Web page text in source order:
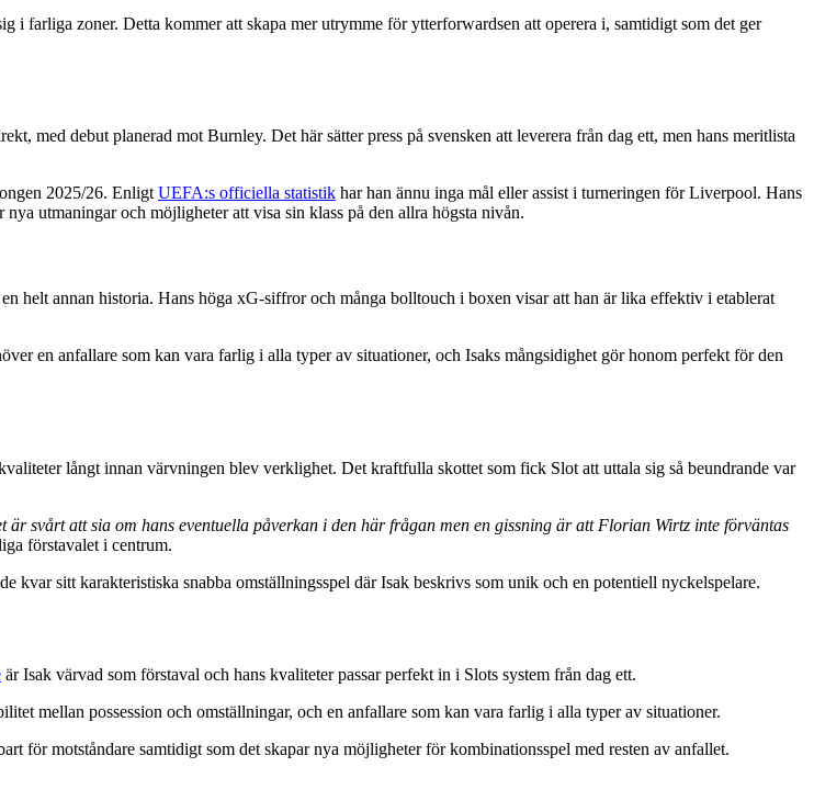
i farliga zoner. Detta kommer att skapa mer utrymme för ytterforwardsen att operera i, samtidigt som det ger
med debut planerad mot Burnley. Det här sätter press på svensken att leverera från dag ett, men hans meritlista
2025/26. Enligt UEFA:s officiella statistik har han ännu inga mål eller assist i turneringen för Liverpool. Hans
utmaningar och möjligheter att visa sin klass på den allra högsta nivån.
helt annan historia. Hans höga xG-siffror och många bolltouch i boxen visar att han är lika effektiv i etablerat
en anfallare som kan vara farlig i alla typer av situationer, och Isaks mångsidighet gör honom perfekt för den
långt innan värvningen blev verklighet. Det kraftfulla skottet som fick Slot att uttala sig så beundrande var
är svårt att sia om hans eventuella påverkan i den här frågan men en gissning är att Florian Wirtz inte förväntas
förstavalet i centrum.
kvar sitt karakteristiska snabba omställningsspel där Isak beskrivs som unik och en potentiell nyckelspelare.
är Isak värvad som förstaval och hans kvaliteter passar perfekt in i Slots system från dag ett.
mellan possession och omställningar, och en anfallare som kan vara farlig i alla typer av situationer.
för motståndare samtidigt som det skapar nya möjligheter för kombinationsspel med resten av anfallet.